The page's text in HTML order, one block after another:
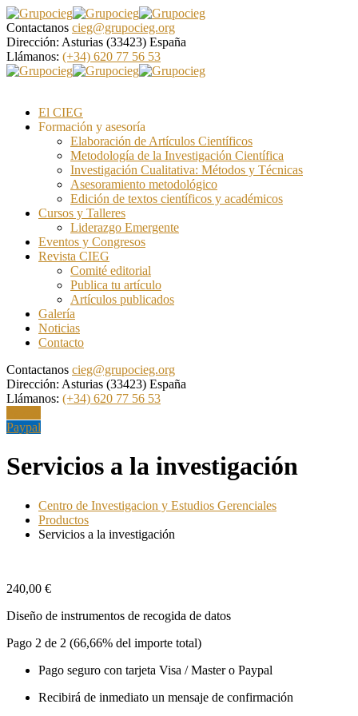
Contactanos cieg@grupocieg.org
Dirección: Asturias (33423) España
Llámanos: (+34) 620 77 56 53
El CIEG
Formación y asesoría
Elaboración de Artículos Científicos
Metodología de la Investigación Científica
Investigación Cualitativa: Métodos y Técnicas
Asesoramiento metodológico
Edición de textos científicos y académicos
Cursos y Talleres
Liderazgo Emergente
Eventos y Congresos
Revista CIEG
Comité editorial
Publica tu artículo
Artículos publicados
Galería
Noticias
Contacto
Contactanos cieg@grupocieg.org
Dirección: Asturias (33423) España
Llámanos: (+34) 620 77 56 53
Paypal
Servicios a la investigación
Centro de Investigacion y Estudios Gerenciales
Productos
Servicios a la investigación
240,00 €
Diseño de instrumentos de recogida de datos
Pago 2 de 2 (66,66% del importe total)
Pago seguro con tarjeta Visa / Master o Paypal
Recibirá de inmediato un mensaje de confirmación